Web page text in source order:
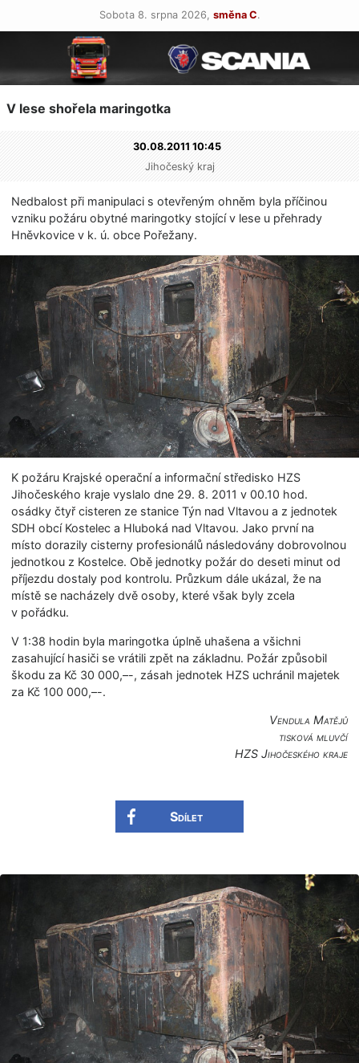
Sobota 8. srpna 2026, směna C.
V lese shořela maringotka
30.08.2011 10:45
Jihočeský kraj
Nedbalost při manipulaci s otevřeným ohněm byla příčinou
vzniku požáru obytné maringotky stojící v lese u přehrady
Hněvkovice v k. ú. obce Pořežany.
K požáru Krajské operační a informační středisko HZS
Jihočeského kraje vyslalo dne 29. 8. 2011 v 00.10 hod.
osádky čtyř cisteren ze stanice Týn nad Vltavou a z jednotek
SDH obcí Kostelec a Hluboká nad Vltavou. Jako první na
místo dorazily cisterny profesionálů následovány dobrovolnou
jednotkou z Kostelce. Obě jednotky požár do deseti minut od
příjezdu dostaly pod kontrolu. Průzkum dále ukázal, že na
místě se nacházely dvě osoby, které však byly zcela
v pořádku.
V 1:38 hodin byla maringotka úplně uhašena a všichni
zasahující hasiči se vrátili zpět na základnu. Požár způsobil
škodu za Kč 30 000,–-, zásah jednotek HZS uchránil majetek
za Kč 100 000,–-.
Vendula Matějů
tisková mluvčí
HZS Jihočeského kraje
Sdílet